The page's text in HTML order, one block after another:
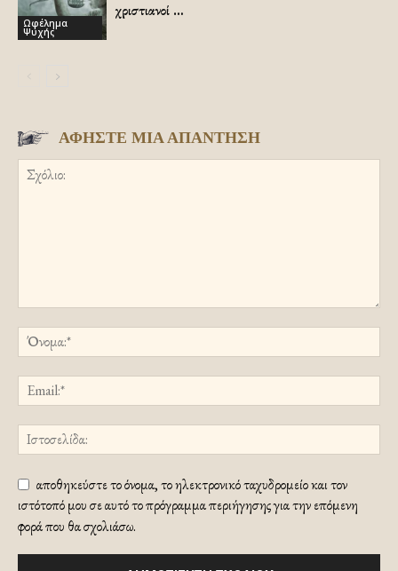
Ωφέλημα
Ψυχής
χριστιανοί …
ΑΦΗΣΤΕ ΜΙΑ ΑΠΑΝΤΗΣΗ
αποθηκεύστε το όνομα, το ηλεκτρονικό ταχυδρομείο και τον
ιστότοπό μου σε αυτό το πρόγραμμα περιήγησης για την επόμενη
φορά που θα σχολιάσω.